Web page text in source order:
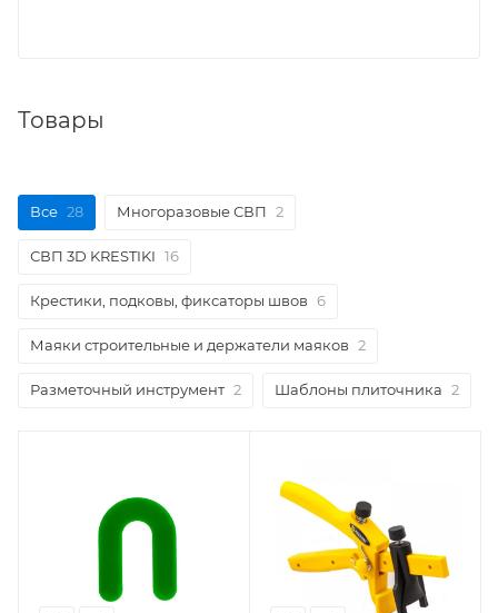
Товары
Все 28 Многоразовые СВП 2
СВП 3D KRESTIKI 16
Крестики, подковы, фиксаторы швов 6
Маяки строительные и держатели маяков 2
Разметочный инструмент 2 Шаблоны плиточника 2